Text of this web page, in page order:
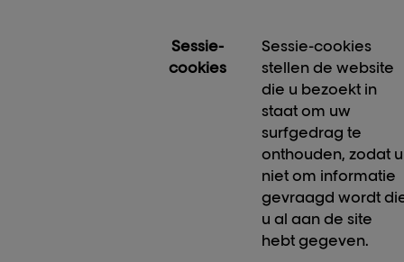
Sessie-
cookies
Sessie-cookies
stellen de website
die u bezoekt in
staat om uw
surfgedrag te
onthouden, zodat u
niet om informatie
gevraagd wordt
u al aan de site
hebt gegeven.